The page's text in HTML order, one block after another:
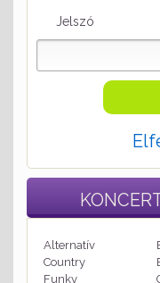
Jelszó
Alternatív
Country
Funky